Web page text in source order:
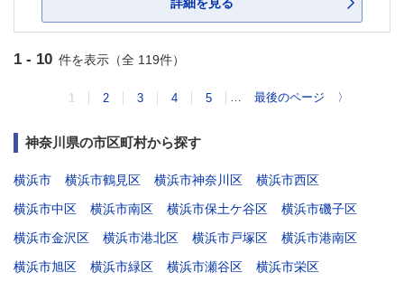
1 - 10 件を表示（全 119件）
1 2 3 4 5 … 最後のページ 〉
神奈川県の市区町村から探す
横浜市 横浜市鶴見区 横浜市神奈川区
横浜市西区
横浜市中区
横浜市南区 横浜市保土ケ谷区
横浜市磯子区
横浜市金沢区
横浜市港北区 横浜市戸塚区
横浜市港南区
横浜市旭区
横浜市緑区 横浜市瀬谷区
横浜市栄区